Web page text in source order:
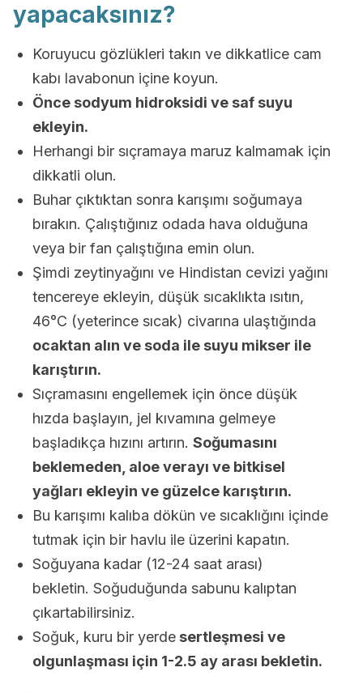
yapacaksınız?
Koruyucu gözlükleri takın ve dikkatlice cam
kabı lavabonun içine koyun.
Önce sodyum hidroksidi ve saf suyu
ekleyin.
Herhangi bir sıçramaya maruz kalmamak için
dikkatli olun.
Buhar çıktıktan sonra karışımı soğumaya
bırakın. Çalıştığınız odada hava olduğuna
veya bir fan çalıştığına emin olun.
Şimdi zeytinyağını ve Hindistan cevizi yağını
tencereye ekleyin, düşük sıcaklıkta ısıtın,
46°C (yeterince sıcak) civarına ulaştığında
ocaktan alın ve soda ile suyu mikser ile
karıştırın.
Sıçramasını engellemek için önce düşük
hızda başlayın, jel kıvamına gelmeye
başladıkça hızını artırın. Soğumasını
beklemeden, aloe verayı ve bitkisel
yağları ekleyin ve güzelce karıştırın.
Bu karışımı kalıba dökün ve sıcaklığını içinde
tutmak için bir havlu ile üzerini kapatın.
Soğuyana kadar (12-24 saat arası)
bekletin. Soğuduğunda sabunu kalıptan
çıkartabilirsiniz.
Soğuk, kuru bir yerde sertleşmesi ve
olgunlaşması için 1-2.5 ay arası bekletin.